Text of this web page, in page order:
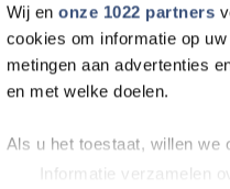
Wij en onze 1022 partners
cookies om informatie op
metingen aan advertenties
en met welke doelen.
Als u het toestaat, willen we
Informatie verzamelen
Wielrenner